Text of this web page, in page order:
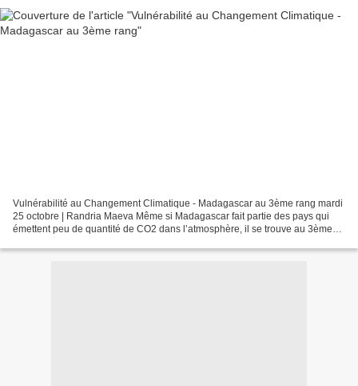
Vulnérabilité au Changement Climatique - Madagascar au 3ème rang mardi
25 octobre | Randria Maeva Même si Madagascar fait partie des pays qui
émettent peu de quantité de CO2 dans l’atmosphère, il se trouve au 3ème